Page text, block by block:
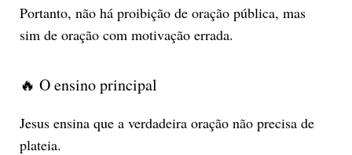
Portanto, não há proibição de oração pública, mas
sim de oração com motivação errada.
🔥 O ensino principal
Jesus ensina que a verdadeira oração não precisa de
plateia.